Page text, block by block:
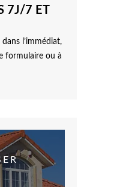
7J/7 ET
l’immédiat,
formulaire ou à